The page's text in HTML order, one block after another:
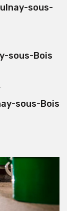
sous-
sous-Bois
sous-Bois